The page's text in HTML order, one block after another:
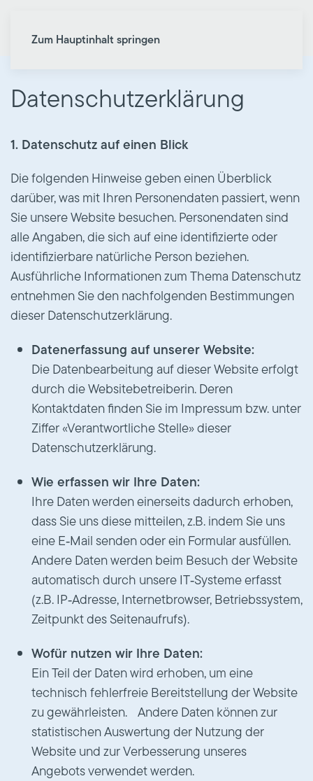
Zum Hauptinhalt springen
Datenschutzerklärung
1. Datenschutz auf einen Blick
Die folgenden Hinweise geben einen Überblick
darüber, was mit Ihren Personendaten passiert, wenn
Sie unsere Website besuchen. Personendaten sind
alle Angaben, die sich auf eine identifizierte oder
identifizierbare natürliche Person beziehen.
Ausführliche Informationen zum Thema Datenschutz
entnehmen Sie den nachfolgenden Bestimmungen
dieser Datenschutzerklärung.
Datenerfassung auf unserer Website:
Die Datenbearbeitung auf dieser Website erfolgt
durch die Websitebetreiberin. Deren
Kontaktdaten finden Sie im Impressum bzw. unter
Ziffer «Verantwortliche Stelle» dieser
Datenschutzerklärung.
Wie erfassen wir Ihre Daten:
Ihre Daten werden einerseits dadurch erhoben,
dass Sie uns diese mitteilen, z.B. indem Sie uns
eine E‑Mail senden oder ein Formular ausfüllen.
Andere Daten werden beim Besuch der Website
automatisch durch unsere IT‑Systeme erfasst
(z.B. IP‑Adresse, Internetbrowser, Betriebssystem,
Zeitpunkt des Seitenaufrufs).
Wofür nutzen wir Ihre Daten:
Ein Teil der Daten wird erhoben, um eine
technisch fehlerfreie Bereitstellung der Website
zu gewährleisten. Andere Daten können zur
statistischen Auswertung der Nutzung der
Website und zur Verbesserung unseres
Angebots verwendet werden.